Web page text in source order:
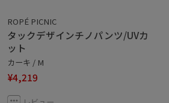
ROPÉ PICNIC
タックデザインチノパンツ/UVカ
ット
カーキ / M
¥4,219